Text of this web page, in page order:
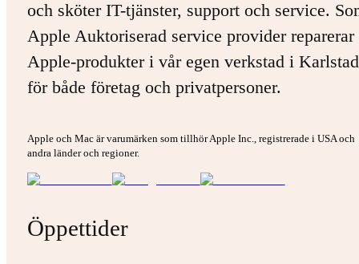
och sköter IT-tjänster, support och service.
Apple Auktoriserad service provider
Apple-produkter i vår egen verkstad i
för både företag och privatpersoner.
Apple och Mac är varumärken som tillhör Apple Inc., registrerade i USA och
andra länder och regioner.
Öppettider